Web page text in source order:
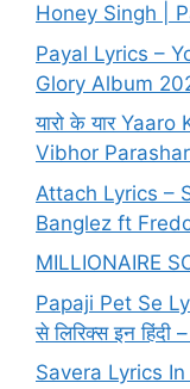
Honey Singh |
Payal Lyrics –
Glory Album
यारो के यार
Vibhor
Attach Lyrics –
Banglez ft
MILLIONAIRE
Papaji Pet Se
से लिरिक्स इन
Savera Lyrics In